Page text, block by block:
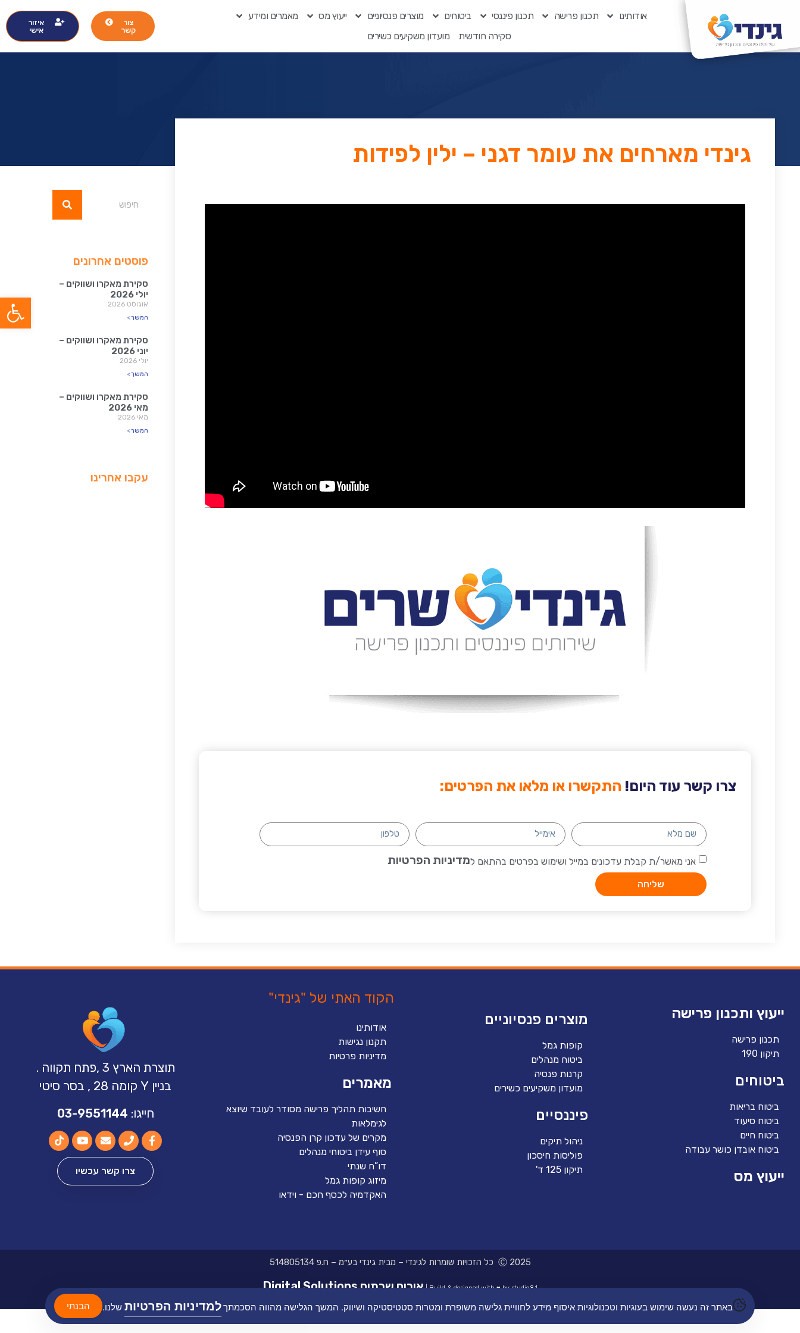
פתח
אודותינו תכנון פרישה תכנון פיננסי ביטוחים מוצרים פנסיוניים ייעוץ מס
מאמרים ומידע
סקירה חודשית
מועדון משקיעים כשירים
צור
קשר
איזור
אישי
גינדי מארחים את עומר דגני – ילין לפידות
צרו קשר עוד היום! התקשרו או מלאו את הפרטים:
אני מאשר/ת קבלת עדכונים במייל ושימוש בפרטים בהתאם למדיניות הפרטיות
שליחה
פוסטים אחרונים
סקירת מאקרו ושווקים –
יולי 2026
אוגוסט 2026
המשך>
סקירת מאקרו ושווקים –
יוני 2026
יולי 2026
המשך>
סקירת מאקרו ושווקים –
מאי 2026
מאי 2026
המשך>
עקבו אחרינו
ייעוץ ותכנון פרישה
תכנון פרישה
תיקון 190
ביטוחים
ביטוח בריאות
ביטוח סיעוד
ביטוח חיים
ביטוח אובדן כושר עבודה
ייעוץ מס
מוצרים פנסיוניים
קופות גמל
ביטוח מנהלים
קרנות פנסיה
מועדון משקיעים כשירים
פיננסיים
ניהול תיקים
פוליסות חיסכון
תיקון 125 ד'
הקוד האתי של "גינדי"
אודותינו
תקנון נגישות
מדיניות פרטיות
מאמרים
חשיבות תהליך פרישה מסודר לעובד שיוצא
לגימלאות
מקרים של עדכון קרן הפנסיה
סוף עידן ביטוחי מנהלים
דו”ח שנתי
מיזוג קופות גמל
האקדמיה לכסף חכם - וידאו
תוצרת הארץ 3 ,פתח תקווה .
בניין Y קומה 28 , בסר סיטי
חייגו: 03-9551144
צרו קשר עכשיו
Ⓒ 2025 כל הזכויות שומרות לגינדי – מבית גינדי בע״מ – ח.פ 514805134
Build & designed with ♥ by studio81 | אירוח שרתים Digital Solutions
באתר זה נעשה שימוש בעוגיות וטכנולוגיות איסוף מידע לחוויית גלישה משופרת ומטרות סטטיסטיקה ושיווק. המשך הגלישה מהווה הסכמתךלמדיניות הפרטיות שלנו. הבנתי